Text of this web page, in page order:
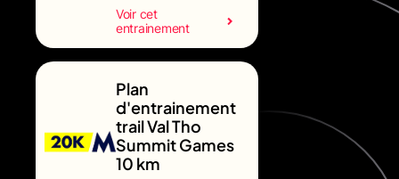
Voir cet
entrainement
Plan
d'entrainement
trail Val Tho
Summit Games
10 km